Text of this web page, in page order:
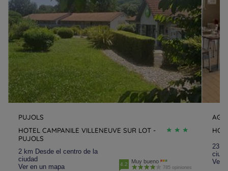
PUJOLS
HOTEL CAMPANILE VILLENEUVE SUR LOT -
PUJOLS
2 km Desde el centro de la
ciudad
Ver en un mapa
4.2 Muy bueno
785 opiniones
23.3
Ver